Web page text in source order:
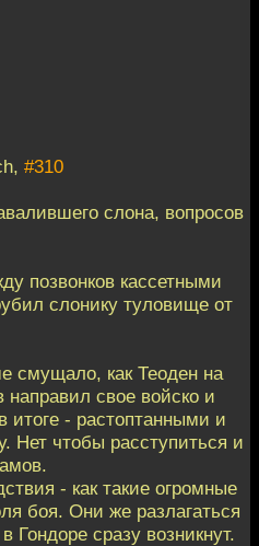
#310
слона, вопросов
позвонков кассетными
слонику туловище от
смущало, как Теоден на
свое войско и
итоге - растоптанными и
Нет чтобы расступиться и
- как такие огромные
боя. Они же разлагаться
Гондоре сразу возникнут.